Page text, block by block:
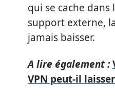
qui se cache dans
support externe,
jamais baisser.
A lire également :
VPN peut-il